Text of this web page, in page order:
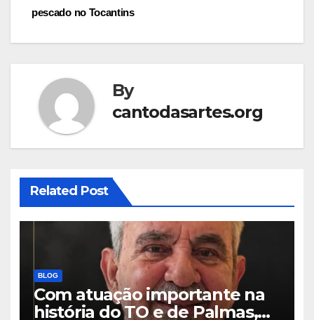
pescado no Tocantins
By
cantodasartes.org
Related Post
BLOG
Com atuação importante na
história do TO e de Palmas,